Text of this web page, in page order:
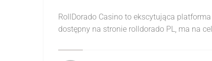
RollDorado Casino to ekscytująca
dostępny na stronie rolldorado PL, ma na